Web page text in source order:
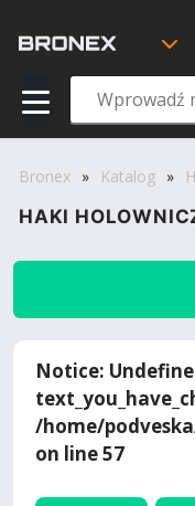
Bronex » Katalog »
HAKI
Notice:
/home/
on line57